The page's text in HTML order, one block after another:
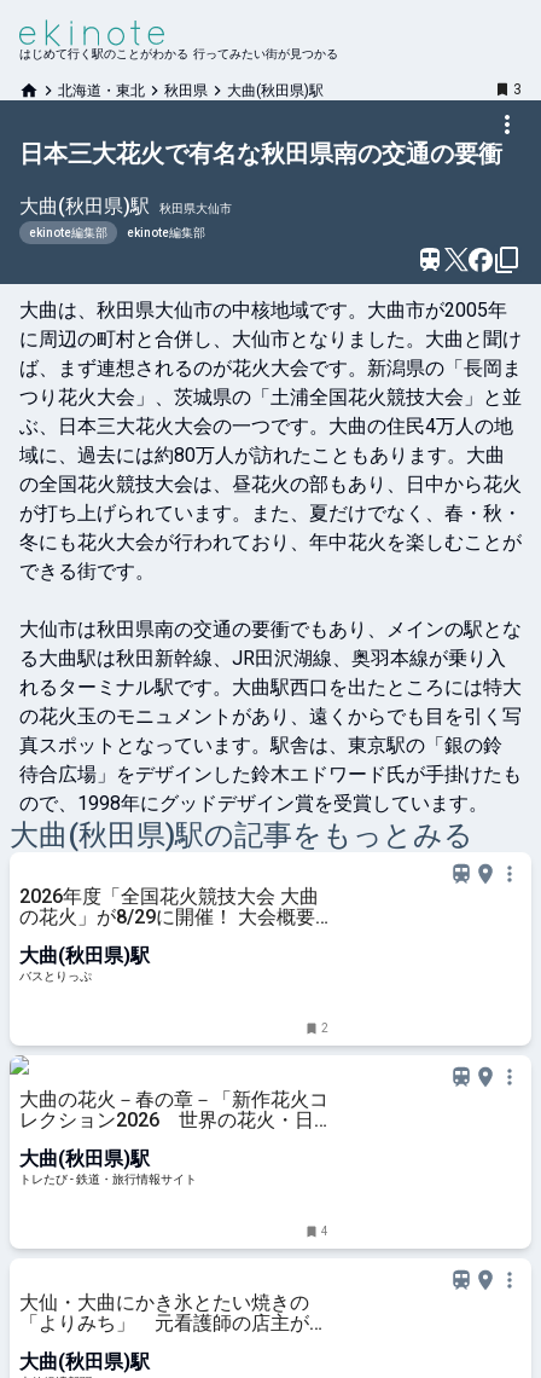
はじめて行く駅のことがわかる 行ってみたい街が見つかる
北海道・東北 秋田県 大曲(秋田県)駅 3
日本三大花火で有名な秋田県南の交通の要衝
大曲(秋田県)駅
秋田県大仙市
ekinote編集部
ekinote編集部
大曲は、秋田県大仙市の中核地域です。大曲市が2005年
に周辺の町村と合併し、大仙市となりました。大曲と聞け
ば、まず連想されるのが花火大会です。新潟県の「長岡ま
つり花火大会」、茨城県の「土浦全国花火競技大会」と並
ぶ、日本三大花火大会の一つです。大曲の住民4万人の地
域に、過去には約80万人が訪れたこともあります。大曲
の全国花火競技大会は、昼花火の部もあり、日中から花火
が打ち上げられています。また、夏だけでなく、春・秋・
冬にも花火大会が行われており、年中花火を楽しむことが
できる街です。
大仙市は秋田県南の交通の要衝でもあり、メインの駅とな
る大曲駅は秋田新幹線、JR田沢湖線、奥羽本線が乗り入
れるターミナル駅です。大曲駅西口を出たところには特大
の花火玉のモニュメントがあり、遠くからでも目を引く写
真スポットとなっています。駅舎は、東京駅の「銀の鈴
待合広場」をデザインした鈴木エドワード氏が手掛けたも
ので、1998年にグッドデザイン賞を受賞しています。
大曲(秋田県)駅の記事をもっとみる
2026年度「全国花火競技大会 大曲
の花火」が8/29に開催！ 大会概要
介
大曲(秋田県)駅
バスとりっぷ
2
大曲の花火－春の章－「新作花火コ
レクション2026 世界の花火・日
たび - 鉄道・旅行情報サイト
大曲(秋田県)駅
トレたび - 鉄道・旅行情報サイト
4
大仙・大曲にかき氷とたい焼きの
「よりみち」 元看護師の店主が開
大曲(秋田県)駅